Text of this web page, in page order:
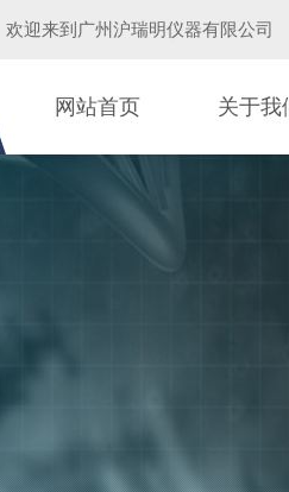
欢迎来到广州沪瑞明仪器有限公司
网站首页 关于我